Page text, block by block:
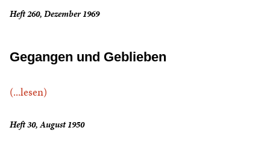
Heft 260, Dezember 1969
Gegangen und Geblieben
(...lesen)
Heft 30, August 1950